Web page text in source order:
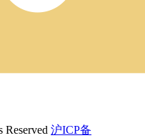
沪ICP备